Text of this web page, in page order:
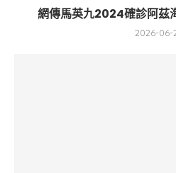
網傳馬英九2024確診阿
2026-06-